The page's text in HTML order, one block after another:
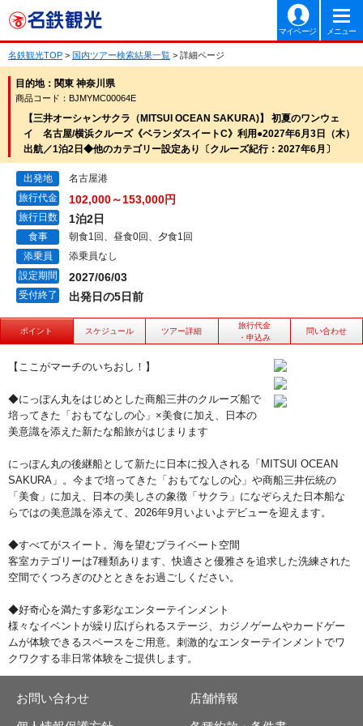
マイページ メニュー
名鉄観光TOP > 国内ツアー検索結果一覧 > 詳細ページ
目的地：関東 神奈川県
商品コード：BJMYMC00064E
【三井オーシャンサクラ（MITSUI OCEAN SAKURA)】 初夏のワンウェ
イ 名古屋/横浜クルーズ《ベランダスイートC》利用●2027年6月3日（木）
出航／1泊2日◆他のカテゴリー設定あり〔クルーズ紀行：2027年6月〕
出発地
名古屋港
旅行代金
102,000～153,000円
旅行日数 1泊2日
食事
朝食1回、昼食0回、夕食1回
添乗員
添乗員なし
設定期間
2027/06/03
受付終了 出発日の5日前
ポイント スケジュール ツアー詳細
旅行代金
・申込み
問い合わせ
【ここがマーチのいちおし！】
◆にっぽん丸をはじめとした商船三井のクルーズ船で
培ってきた「おもてなしの心」×美食に加え、日本の
美意識を添えた新たな船旅がはじまります
にっぽん丸の後継船として新たに日本に投入される「MITSUI OCEAN
SAKURA」。今まで培ってきた「おもてなしの心」や商船三井伝統の
「美食」に加え、日本の美しさの象徴「サクラ」になぞらえた日本船な
らではの美意識を添えて、2026年9月いよいよデビューを迎えます。
◆すべてがスイート。海を望むプライベート空間
客室カテゴリーは7種類あります、快適さと優雅さを追求した洗練された
空間でくつろぎのひとときをお過ごしください。
◆好奇心を満たす多彩なエンターテインメント
様々なイベントが繰り広げられるステージ、カジノゲームやカードゲー
ムが体験できるスペースをご用意。刺激的なエンターテインメントでワ
クワクする非日常体験をご提供します。
お問い合わせ 店舗情報